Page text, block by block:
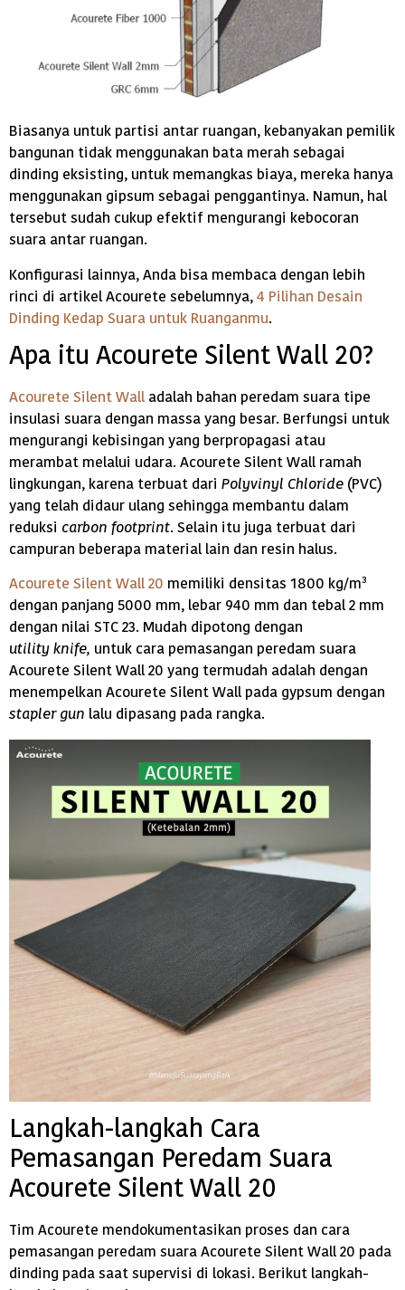
Biasanya untuk partisi antar ruangan, kebanyakan pemilik
bangunan tidak menggunakan bata merah sebagai
dinding eksisting, untuk memangkas biaya, mereka hanya
menggunakan gipsum sebagai penggantinya. Namun, hal
tersebut sudah cukup efektif mengurangi kebocoran
suara antar ruangan.
Konfigurasi lainnya, Anda bisa membaca dengan lebih
rinci di artikel Acourete sebelumnya, 4 Pilihan Desain
Dinding Kedap Suara untuk Ruanganmu.
Apa itu Acourete Silent Wall 20?
Acourete Silent Wall adalah bahan peredam suara tipe
insulasi suara dengan massa yang besar. Berfungsi untuk
mengurangi kebisingan yang berpropagasi atau
merambat melalui udara. Acourete Silent Wall ramah
lingkungan, karena terbuat dari Polyvinyl Chloride (PVC)
yang telah didaur ulang sehingga membantu dalam
reduksi carbon footprint. Selain itu juga terbuat dari
campuran beberapa material lain dan resin halus.
Acourete Silent Wall 20 memiliki densitas 1800 kg/m³
dengan panjang 5000 mm, lebar 940 mm dan tebal 2 mm
dengan nilai STC 23. Mudah dipotong dengan
utility knife, untuk cara pemasangan peredam suara
Acourete Silent Wall 20 yang termudah adalah dengan
menempelkan Acourete Silent Wall pada gypsum dengan
stapler gun lalu dipasang pada rangka.
Langkah-langkah Cara
Pemasangan Peredam Suara
Acourete Silent Wall 20
Tim Acourete mendokumentasikan proses dan cara
pemasangan peredam suara Acourete Silent Wall 20 pada
dinding pada saat supervisi di lokasi. Berikut langkah-